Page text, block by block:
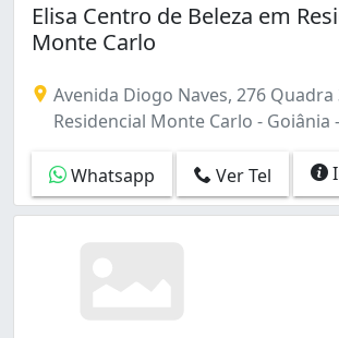
Elisa Centro de Beleza em
Monte Carlo
Avenida Diogo Naves, 276 Quadra
Residencial Monte Carlo - Goiânia
Whatsapp Ver Tel